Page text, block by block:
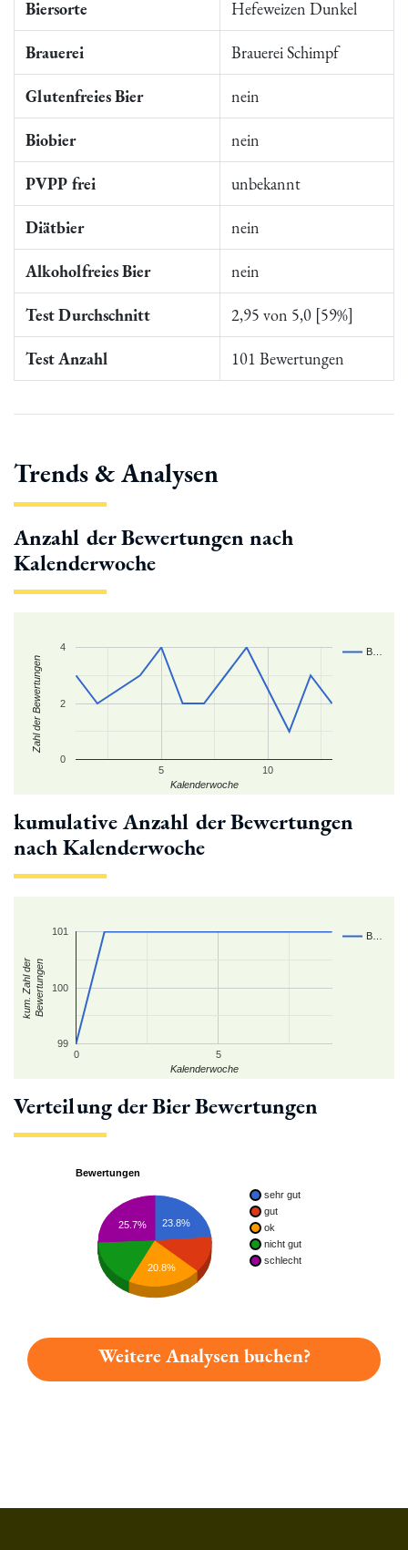
Biersorte Hefeweizen Dunkel
Brauerei Brauerei Schimpf
Glutenfreies Bier nein
Biobier nein
PVPP frei unbekannt
Diätbier nein
Alkoholfreies Bier nein
Test Durchschnitt 2,95 von 5,0 [59%]
Test Anzahl 101 Bewertungen
Trends & Analysen
Anzahl der Bewertungen nach
Kalenderwoche
B…
5 10
0
2
4
Kalenderwoche
Zahl der Bewertungen
kumulative Anzahl der Bewertungen
nach Kalenderwoche
B…
0 5
99
100
101
Kalenderwoche
kum. Zahl derBewertungen
Verteilung der Bier Bewertungen
Bewertungen
sehr gut
gut
ok
nicht gut
schlecht
23.8%
25.7%
20.8%
Weitere Analysen buchen?